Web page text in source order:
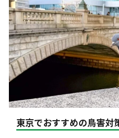
東京でおすすめの鳥害対